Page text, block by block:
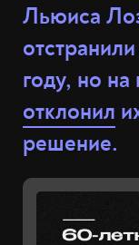
Льюиса
году, но
отклонил
решение.